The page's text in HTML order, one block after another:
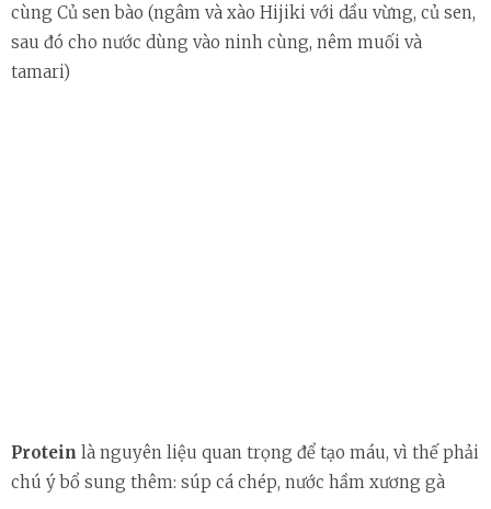
cùng Củ sen bào (ngâm và xào Hijiki với dầu vừng, củ sen,
sau đó cho nước dùng vào ninh cùng, nêm muối và
tamari)
Protein là nguyên liệu quan trọng để tạo máu, vì thế phải
chú ý bổ sung thêm: súp cá chép, nước hầm xương gà